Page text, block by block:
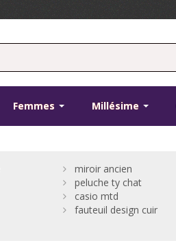
Femmes Millésime
miroir ancien
peluche ty chat
casio mtd
fauteuil design cuir